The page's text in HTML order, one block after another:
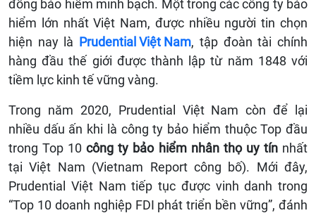
đồng bảo hiểm minh bạch. Một trong các công ty bảo
hiểm lớn nhất Việt Nam, được nhiều người tin chọn
hiện nay là Prudential Việt Nam, tập đoàn tài chính
hàng đầu thế giới được thành lập từ năm 1848 với
tiềm lực kinh tế vững vàng.
Trong năm 2020, Prudential Việt Nam còn để lại
nhiều dấu ấn khi là công ty bảo hiểm thuộc Top đầu
trong Top 10công ty bảo hiểm nhân thọ uy tínnhất
tại Việt Nam (Vietnam Report công bố). Mới đây,
Prudential Việt Nam tiếp tục được vinh danh trong
“Top 10 doanh nghiệp FDI phát triển bền vững”, đánh